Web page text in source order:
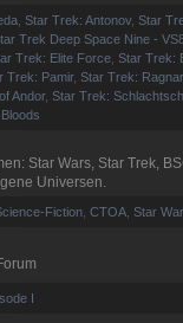
,Star Trek: Antonov,Star
Trek Deep Space Nine -
Trek: Elite Force ,Star Trek:
Trek: Pamir,Star Trek:
Andor,Star Trek:
Star Wars, Star Trek,
Universen.
Fiction ,CTOA ,Star
I